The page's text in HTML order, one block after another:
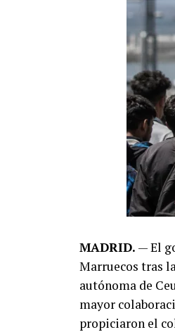
MADRID. — El
Marruecos tras
autónoma de
mayor
propiciaron el